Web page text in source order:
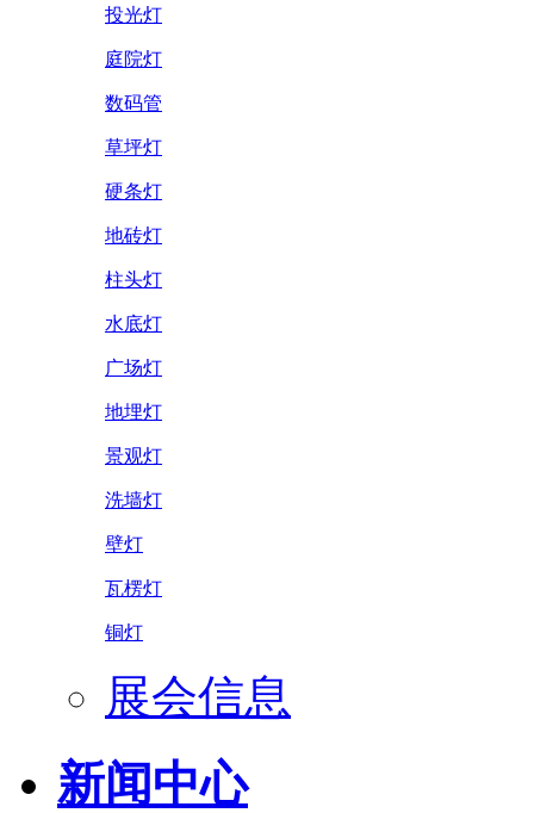
投光灯
庭院灯
数码管
草坪灯
硬条灯
地砖灯
柱头灯
水底灯
广场灯
地埋灯
景观灯
洗墙灯
壁灯
瓦楞灯
铜灯
展会信息
新闻中心